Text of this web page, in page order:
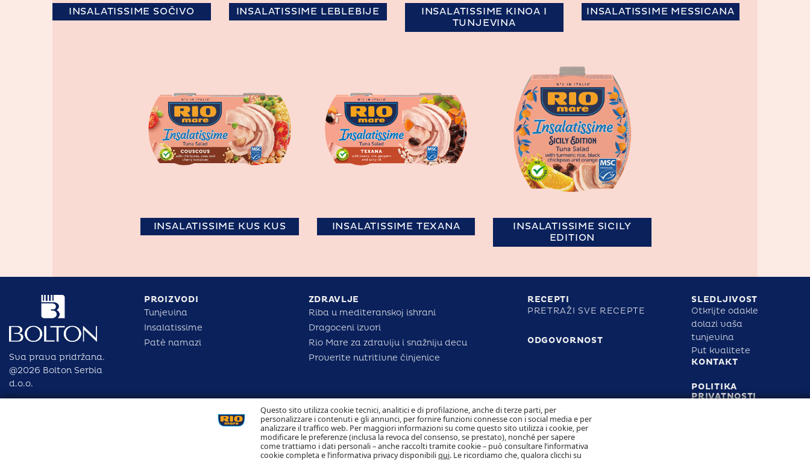
Questo sito utilizza cookie tecnici, analitici e di profilazione, anche di terze parti, per
personalizzare i contenuti e gli annunci, per fornire funzioni connesse con i social media e per
analizzare il traffico web. Per maggiori informazioni su come questo sito utilizza i cookie, per
modificare le preferenze (inclusa la revoca del consenso, se prestato), nonché per sapere
come trattiamo i dati personali – anche raccolti tramite cookie – può consultare l’informativa
cookie completa e l’informativa privacy disponibiliqui. Le ricordiamo che, qualora clicchi su
INSALATISSIME SOČIVO INSALATISSIME LEBLEBIJE
INSALATISSIME KINOA I
TUNJEVINA
INSALATISSIME MESSICANA
INSALATISSIME KUS KUS INSALATISSIME TEXANA
INSALATISSIME SICILY
EDITION
Sva prava pridržana.
@2026 Bolton Serbia
d.o.o.
PROIZVODI
Tunjevina
Insalatissime
Patè namazi
ZDRAVLJE
Riba u mediteranskoj ishrani
Dragoceni izvori
Rio Mare za zdraviju i snažniju decu
Proverite nutritivne činjenice
RECEPTI
PRETRAŽI SVE RECEPTE
ODGOVORNOST
SLEDLJIVOST
Otkrijte odakle
dolazi vaša
tunjevina
Put kvalitete
KONTAKT
POLITIKA
PRIVATNOSTI